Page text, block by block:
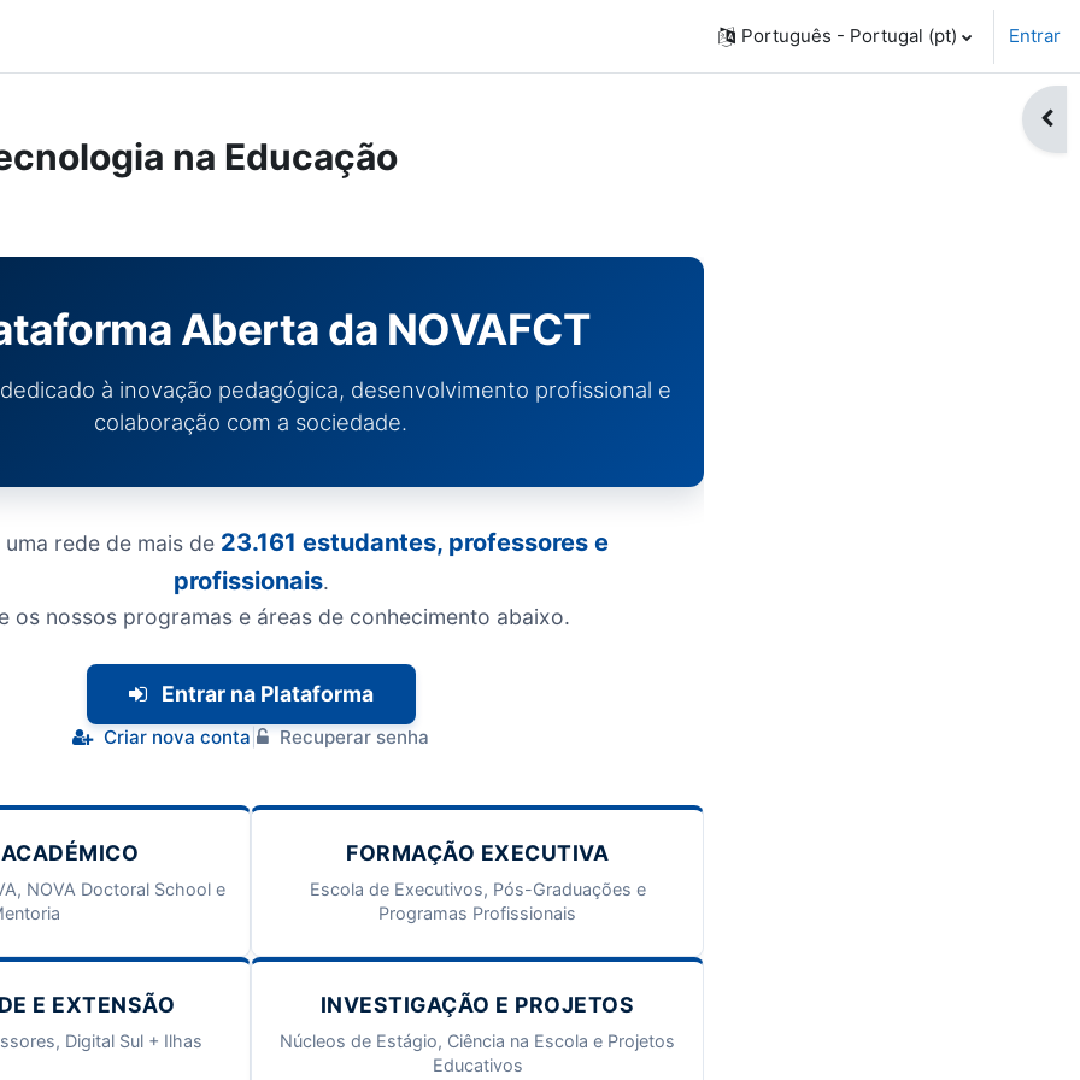
Português - Portugal ‎(pt)‎ Entrar
na Educação
Aberta da NOVAFCT
à inovação pedagógica, desenvolvimento profissional e
colaboração com a sociedade.
rede de mais de 23.161 estudantes, professores e
profissionais.
os nossos programas e áreas de conhecimento abaixo.
Entrar na Plataforma
Criar nova conta Recuperar senha
NOVA Doctoral School e
FORMAÇÃO EXECUTIVA
Escola de Executivos, Pós-Graduações e
Programas Profissionais
E EXTENSÃO
Digital Sul + Ilhas
INVESTIGAÇÃO E PROJETOS
Núcleos de Estágio, Ciência na Escola e Projetos
Educativos